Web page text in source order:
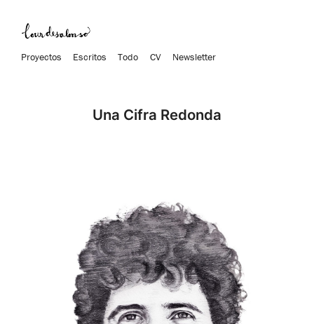
Proyectos Escritos Todo CV Newsletter
Una Cifra Redonda